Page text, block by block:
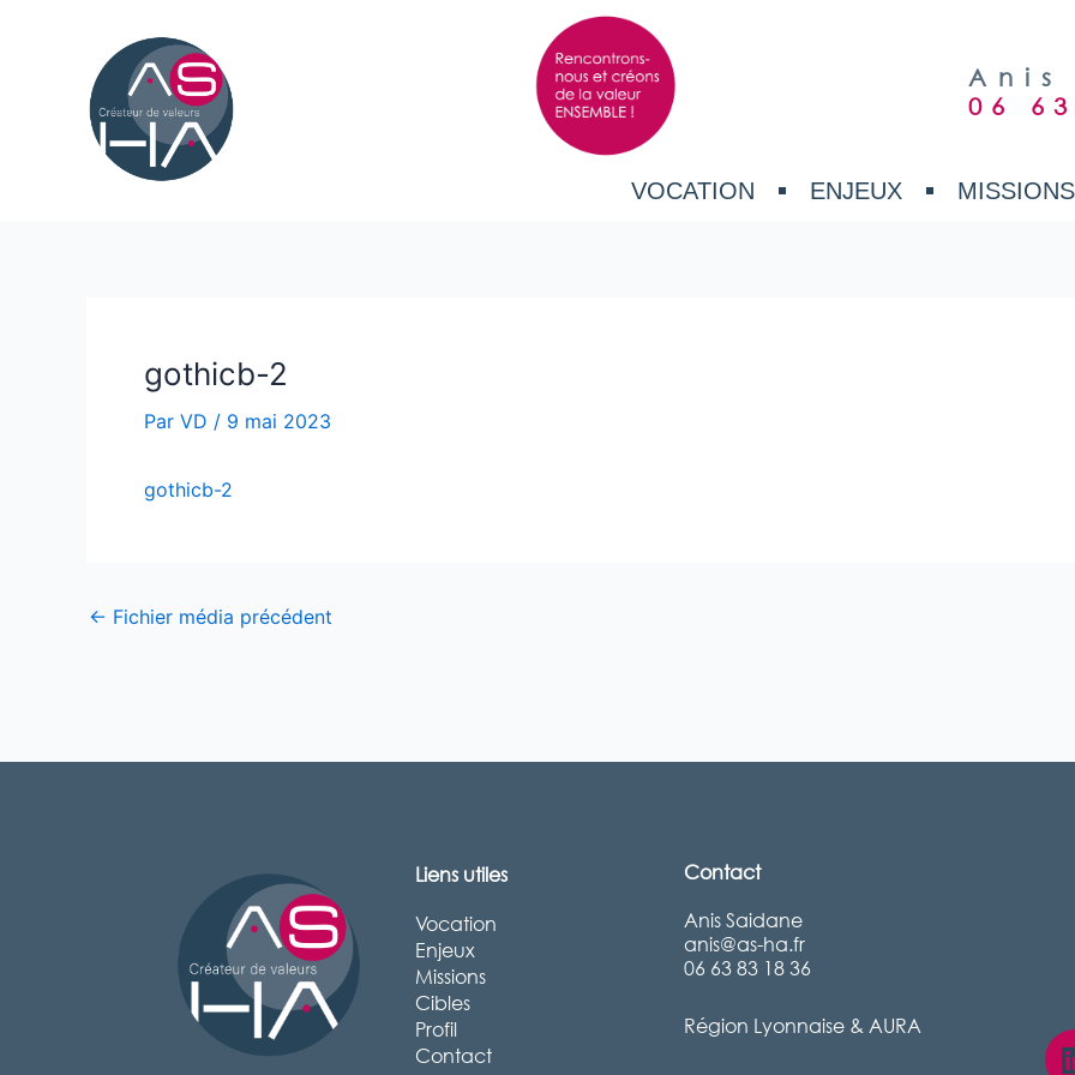
Anis
06
VOCATION ENJEUX MISSIONS
gothicb-2
Par VD / 9 mai 2023
gothicb-2
← Fichier média précédent
Liens utiles
Vocation
Enjeux
Missions
Cibles
Profil
Contact
Contact
Anis Saidane
anis@as-ha.fr
06 63 83 18 36
Région Lyonnaise & AURA